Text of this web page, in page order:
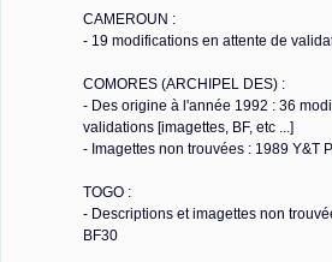
CAMEROUN :
- 19 modifications en attente de
COMORES (ARCHIPEL DES) :
- Des origine à l'année 1992 : 36
validations [imagettes, BF, etc ...]
- Imagettes non trouvées : 1989 Y&T
TOGO :
- Descriptions et imagettes non
BF30